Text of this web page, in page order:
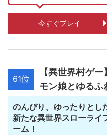
今すぐプレイ
61位
【異世界村ゲ
モン娘とゆるふ
のんびり、ゆったりとし
新たな異世界スローライ
ーム！